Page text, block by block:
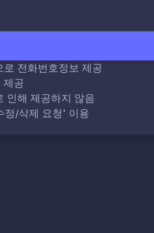
전화번호정보 제공
제공
인해 제공하지 않음
정/삭제 요청' 이용